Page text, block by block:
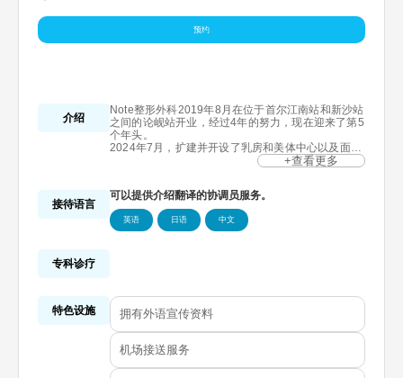
预约
介绍
Note整形外科2019年8月在位于首尔江南站和新沙站
之间的论岘站开业，经过4年的努力，现在迎来了第5
个年头。
2024年7月，扩建并开设了乳房和美体中心以及面部
+查看更多
接待语言
可以提供介绍翻译的协调员服务。
英语 日语 中文
专科诊疗
特色设施 拥有外语宣传资料
机场接送服务